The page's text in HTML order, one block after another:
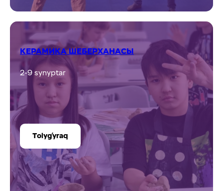
КЕРАМИКА ШЕБЕРХАНАСЫ
2-9 synyptar
Tolyǵyraq